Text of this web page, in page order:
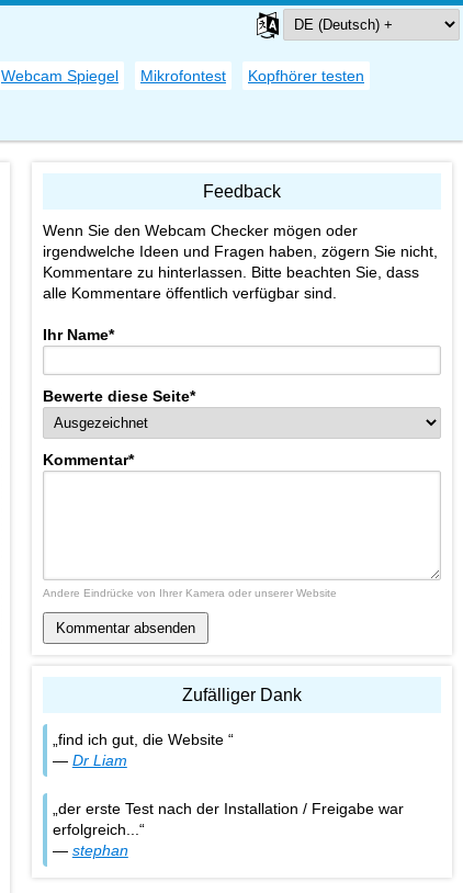
Webcam Spiegel Mikrofontest Kopfhörer testen
Feedback
Wenn Sie den Webcam Checker mögen oder
irgendwelche Ideen und Fragen haben, zögern Sie nicht,
Kommentare zu hinterlassen. Bitte beachten Sie, dass
alle Kommentare öffentlich verfügbar sind.
Ihr Name*
Bewerte diese Seite*
Kommentar*
Andere Eindrücke von Ihrer Kamera oder unserer Website
Kommentar absenden
Zufälliger Dank
find ich gut, die Website
— Dr Liam
der erste Test nach der Installation / Freigabe war
erfolgreich...
— stephan